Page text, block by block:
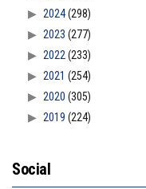
2024(298)
2023 (277)
2022 (233)
2021 (254)
2020 (305)
2019 (224)
Social